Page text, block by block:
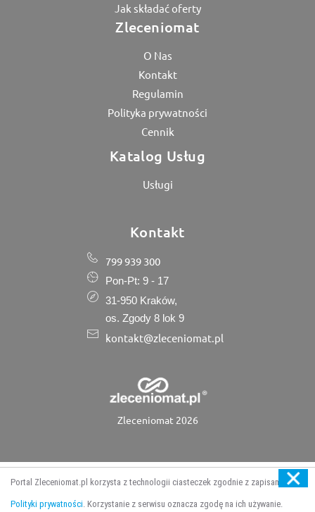
Strona główna Kategorie Dodaj wycenę Aktywne Dołącz do firm
Jak składać oferty
Zleceniomat
O Nas
Kontakt
Regulamin
Polityka prywatności
Cennik
Katalog Usług
Usługi
Kontakt
799 939 300
Pon-Pt: 9 - 17
31-950 Kraków,
os. Zgody 8 lok 9
kontakt@zleceniomat.pl
Zleceniomat 2026
Portal Zleceniomat.pl korzysta z technologii ciasteczek zgodnie z zapisami
Polityki prywatności. Korzystanie z serwisu oznacza zgodę na ich używanie.